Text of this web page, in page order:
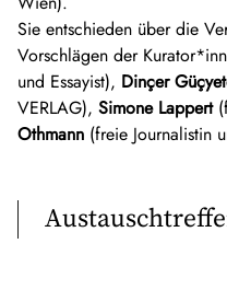
Ozan Zakariya Keskinkılıç
als Mentor begleitet.
Sie entschieden über die
Vorschlägen der
und Essayist), Dinçer
VERLAG), Simone Lappert
Othmann (freie Journalistin